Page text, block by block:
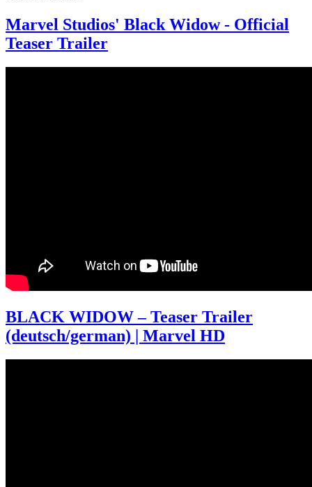
Marvel Studios' Black Widow - Official
Teaser Trailer
BLACK WIDOW – Teaser Trailer
(deutsch/german) | Marvel HD